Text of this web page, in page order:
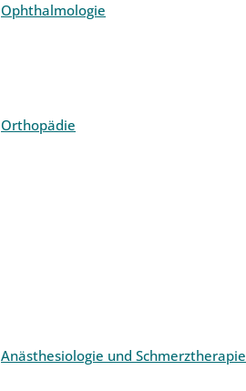
Ophthalmologie
Orthopädie
Anästhesiologie und Schmerztherapie